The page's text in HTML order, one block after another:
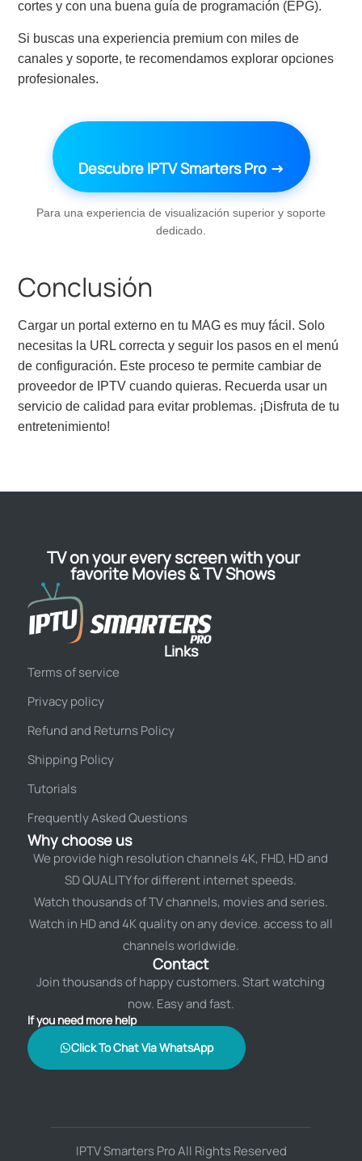
cortes y con una buena guía de programación (EPG).
Si buscas una experiencia premium con miles de
canales y soporte, te recomendamos explorar opciones
profesionales.
Descubre IPTV Smarters Pro →
Para una experiencia de visualización superior y soporte
dedicado.
Conclusión
Cargar un portal externo en tu MAG es muy fácil. Solo
necesitas la URL correcta y seguir los pasos en el menú
de configuración. Este proceso te permite cambiar de
proveedor de IPTV cuando quieras. Recuerda usar un
servicio de calidad para evitar problemas. ¡Disfruta de tu
entretenimiento!
TV on your every screen with your
favorite Movies & TV Shows
Links
Terms of service
Privacy policy
Refund and Returns Policy
Shipping Policy
Tutorials
Frequently Asked Questions
Why choose us
We provide high resolution channels 4K, FHD, HD and
SD QUALITY for different internet speeds.
Watch thousands of TV channels, movies and series.
Watch in HD and 4K quality on any device. access to all
channels worldwide.
Contact
Join thousands of happy customers. Start watching
now. Easy and fast.
If you need more help
Click To Chat Via WhatsApp
IPTV Smarters Pro All Rights Reserved